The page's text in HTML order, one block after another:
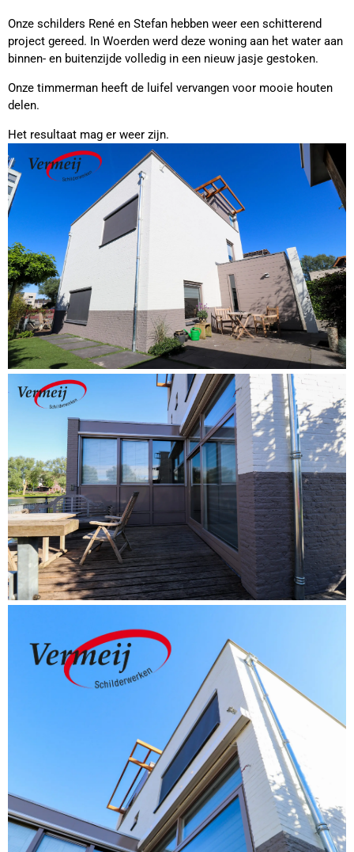
Onze schilders René en Stefan hebben weer een schitterend
project gereed. In Woerden werd deze woning aan het water aan
binnen- en buitenzijde volledig in een nieuw jasje gestoken.
Onze timmerman heeft de luifel vervangen voor mooie houten
delen.
Het resultaat mag er weer zijn.